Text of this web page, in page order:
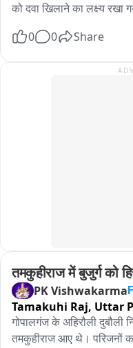
हालांकि उपचार के बावजूद
चिकित्सकों ने उसकी हालत को
अलीगढ़ मेडिकल कॉलेज रेफर
लेकर रवाना हो गए। घटना के
को दवा खिलाने का लक्ष्य रखा
बच्चों के लिए 14 अगस्त को
0 0 Share
तमकुहीराज में बुजुर्ग को
PK Vishwakarma
Tamakuhi Raj, Uttar
गोपालगंज के अहिरौली दुबौली
तमकुहीराज आए थे। परिजनों